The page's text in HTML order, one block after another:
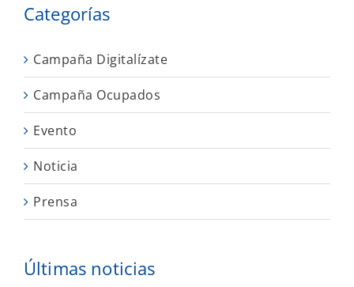
Categorías
Campaña Digitalízate
Campaña Ocupados
Evento
Noticia
Prensa
Últimas noticias